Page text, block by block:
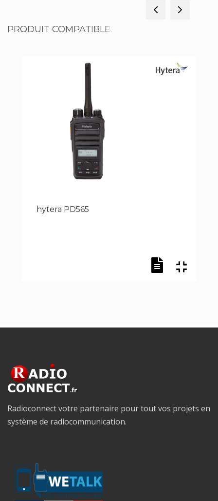
PRODUIT COMPATIBLE
hytera PD565
Radioconnect votre partenaire pour tout vos projets en
système de radiocommunication.